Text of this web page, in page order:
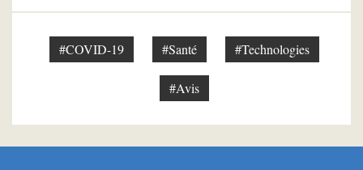
#COVID-19 #Santé #Technologies
#Avis